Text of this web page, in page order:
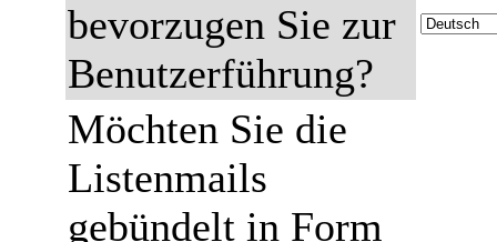
bevorzugen Sie zur
Benutzerführung?
Möchten Sie die
Listenmails
gebündelt in Form